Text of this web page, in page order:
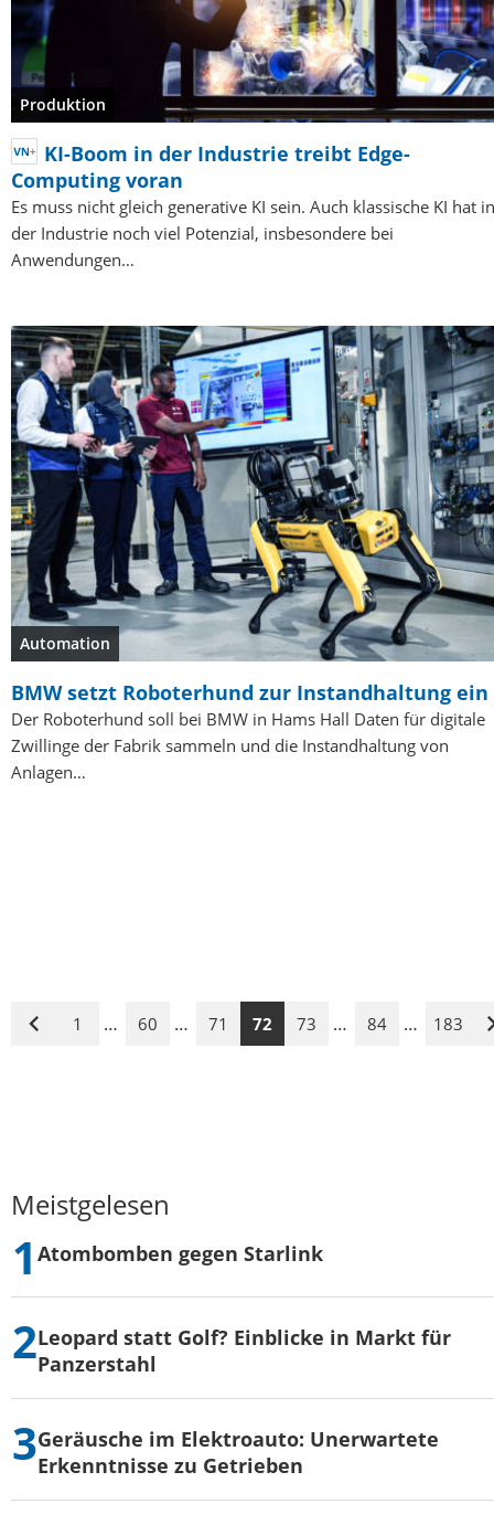
Produktion
KI-Boom in der Industrie treibt Edge-
Computing voran
Es muss nicht gleich generative KI sein. Auch klassische KI hat in
der Industrie noch viel Potenzial, insbesondere bei
Anwendungen…
Automation
BMW setzt Roboterhund zur Instandhaltung ein
Der Roboterhund soll bei BMW in Hams Hall Daten für digitale
Zwillinge der Fabrik sammeln und die Instandhaltung von
Anlagen…
Vorige
1 … 60 … 71 72 73 … 84 … 183
Meistgelesen
Atombomben gegen Starlink
Leopard statt Golf? Einblicke in Markt für
Panzerstahl
Geräusche im Elektroauto: Unerwartete
Erkenntnisse zu Getrieben